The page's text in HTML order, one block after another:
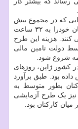
شرکت اسپانیایی که در مجموع بیش
از ۶۰۰۰ نیرو دارند ساعت کاری هفتگی کارکنان خودرا به ۳۲ ساعت
کنند. هزینه این طرح
توسط دولت تامین مالی
شروع شود.
کشور ژاپن، روزهای
بود. طبق برآورد
بطور متوسط به
نیز یک طرح آزمایشی